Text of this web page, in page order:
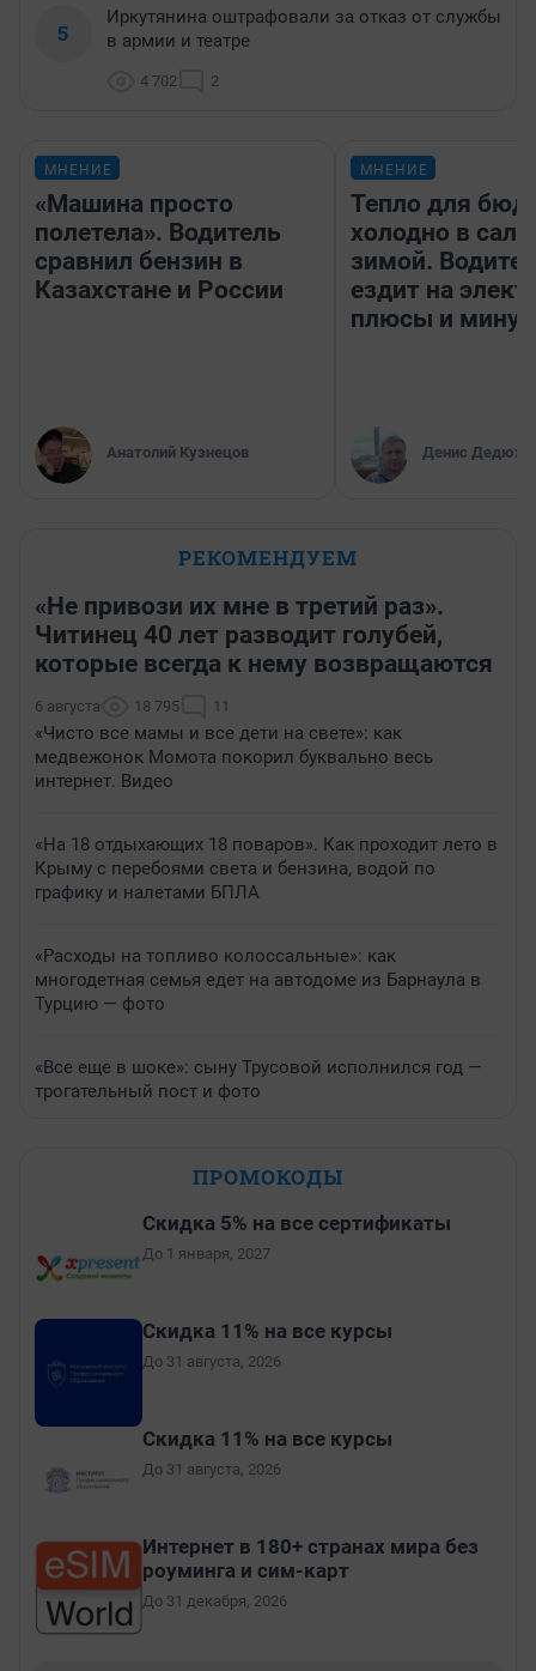
5
Иркутянина оштрафовали за отказ от службы
в армии и театре
4 702 2
МНЕНИЕ
«Машина просто
полетела». Водитель
сравнил бензин в
Казахстане и России
Анатолий Кузнецов
МНЕНИЕ
Тепло для
холодно в
зимой.
ездит на
плюсы и
Денис
РЕКОМЕНДУЕМ
«Не привози их мне в третий раз».
Читинец 40 лет разводит голубей,
которые всегда к нему возвращаются
6 августа 18 795 11
«Чисто все мамы и все дети на свете»: как
медвежонок Момота покорил буквально весь
интернет. Видео
«На 18 отдыхающих 18 поваров». Как проходит лето в
Крыму с перебоями света и бензина, водой по
графику и налетами БПЛА
«Расходы на топливо колоссальные»: как
многодетная семья едет на автодоме из Барнаула в
Турцию — фото
«Все еще в шоке»: сыну Трусовой исполнился год —
трогательный пост и фото
ПРОМОКОДЫ
Скидка 5% на все сертификаты
До 1 января, 2027
Скидка 11% на все курсы
До 31 августа, 2026
Скидка 11% на все курсы
До 31 августа, 2026
Интернет в 180+ странах мира без
роуминга и сим-карт
До 31 декабря, 2026